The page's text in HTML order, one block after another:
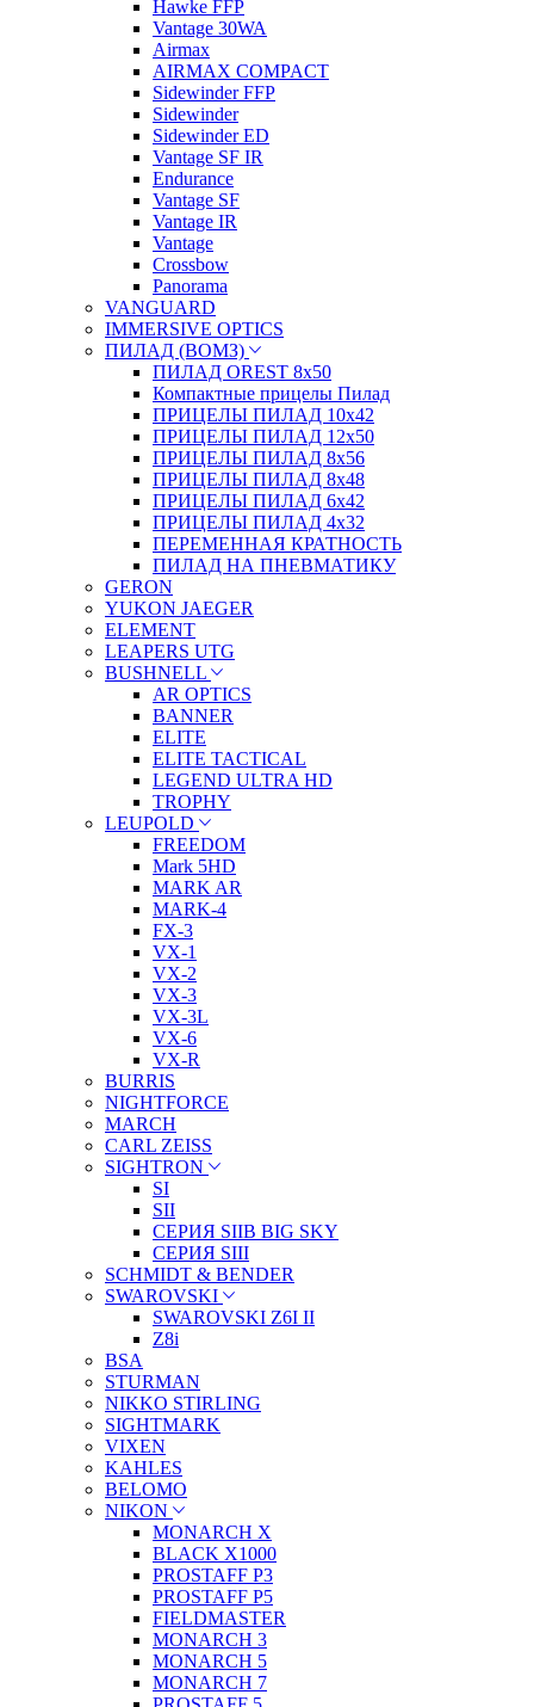
Hawke FFP
Vantage 30WA
Airmax
AIRMAX COMPACT
Sidewinder FFP
Sidewinder
Sidewinder ED
Vantage SF IR
Endurance
Vantage SF
Vantage IR
Vantage
Crossbow
Panorama
VANGUARD
IMMERSIVE OPTICS
ПИЛАД (ВОМЗ)
ПИЛАД OREST 8х50
Компактные прицелы Пилад
ПРИЦЕЛЫ ПИЛАД 10х42
ПРИЦЕЛЫ ПИЛАД 12х50
ПРИЦЕЛЫ ПИЛАД 8х56
ПРИЦЕЛЫ ПИЛАД 8х48
ПРИЦЕЛЫ ПИЛАД 6х42
ПРИЦЕЛЫ ПИЛАД 4х32
ПЕРЕМЕННАЯ КРАТНОСТЬ
ПИЛАД НА ПНЕВМАТИКУ
GERON
YUKON JAEGER
ELEMENT
LEAPERS UTG
BUSHNELL
AR OPTICS
BANNER
ELITE
ELITE TACTICAL
LEGEND ULTRA HD
TROPHY
LEUPOLD
FREEDOM
Mark 5HD
MARK AR
MARK-4
FX-3
VX-1
VX-2
VX-3
VX-3L
VX-6
VX-R
BURRIS
NIGHTFORCE
MARCH
CARL ZEISS
SIGHTRON
SI
SII
СЕРИЯ SIIB BIG SKY
СЕРИЯ SIII
SCHMIDT & BENDER
SWAROVSKI
SWAROVSKI Z6I II
Z8i
BSA
STURMAN
NIKKO STIRLING
SIGHTMARK
VIXEN
KAHLES
BELOMO
NIKON
MONARCH X
BLACK X1000
PROSTAFF P3
PROSTAFF P5
FIELDMASTER
MONARCH 3
MONARCH 5
MONARCH 7